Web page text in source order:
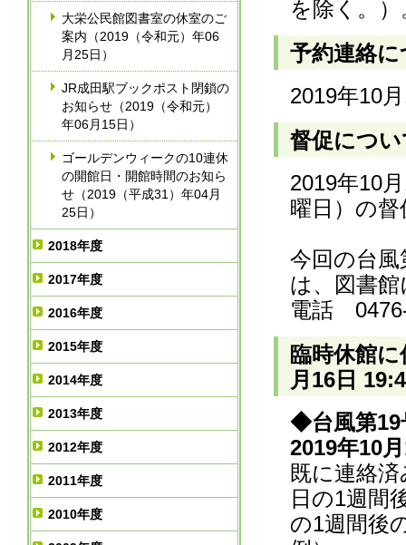
大栄公民館図書室の休室のご
案内（2019（令和元）年06
月25日）
JR成田駅ブックポスト閉鎖の
お知らせ（2019（令和元）
年06月15日）
ゴールデンウィークの10連休
の開館日・開館時間のお知ら
せ（2019（平成31）年04月
25日）
2018年度
2017年度
2016年度
2015年度
2014年度
2013年度
2012年度
2011年度
2010年度
を除く。）
予約連絡
2019年10
督促につ
2019年10
曜日）の
今回の台
は、図書
電話
臨時休館
月16日
◆台風第19
2019年10
既に連絡
日の1週間
の1週間後